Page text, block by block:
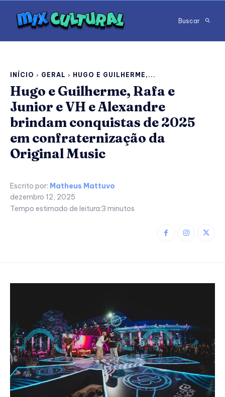
Buscar
INÍCIO GERAL HUGO E GUILHERME,...
Hugo e Guilherme, Rafa e
Junior e VH e Alexandre
brindam conquistas de 2025
em confraternização da
Original Music
Escrito por: Matheus Mattuvo
dezembro 12, 2025
Tempo estimado de leitura:3 minutos